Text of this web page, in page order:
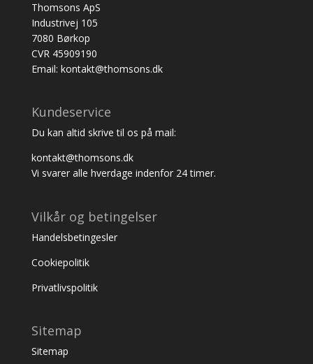
Thomsons ApS
Industrivej 105
7080 Børkop
CVR 45909190
Email: kontakt@thomsons.dk
Kundeservice
Du kan altid skrive til os på mail:
kontakt@thomsons.dk
Vi svarer alle hverdage indenfor 24 timer.
Vilkår og betingelser
Handelsbetingesler
Cookiepolitik
Privatlivspolitik
Sitemap
Sitemap